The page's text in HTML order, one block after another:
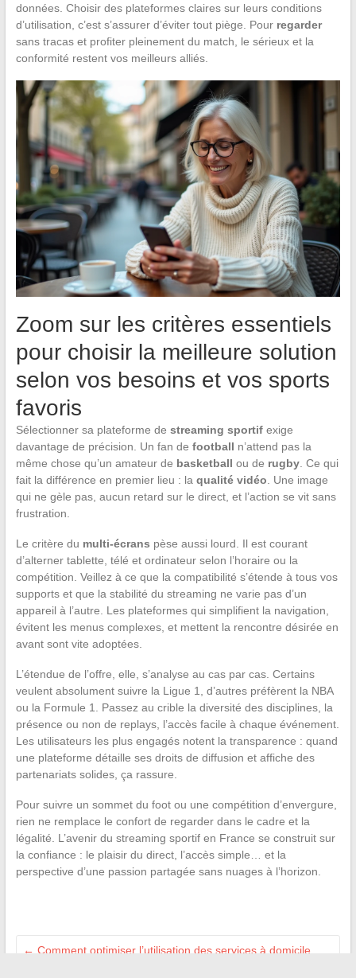
données. Choisir des plateformes claires sur leurs conditions
d’utilisation, c’est s’assurer d’éviter tout piège. Pour regarder
sans tracas et profiter pleinement du match, le sérieux et la
conformité restent vos meilleurs alliés.
Zoom sur les critères essentiels
pour choisir la meilleure solution
selon vos besoins et vos sports
favoris
Sélectionner sa plateforme de streaming sportifexige
davantage de précision. Un fan de football n’attend pas la
même chose qu’un amateur de basketball ou de rugby. Ce qui
fait la différence en premier lieu : la qualité vidéo . Une image
qui ne gèle pas, aucun retard sur le direct, et l’action se vit sans
frustration.
Le critère du multi-écrans pèse aussi lourd. Il est courant
d’alterner tablette, télé et ordinateur selon l’horaire ou la
compétition. Veillez à ce que la compatibilité s’étende à tous vos
supports et que la stabilité du streaming ne varie pas d’un
appareil à l’autre. Les plateformes qui simplifient la navigation,
évitent les menus complexes, et mettent la rencontre désirée en
avant sont vite adoptées.
L’étendue de l’offre, elle, s’analyse au cas par cas. Certains
veulent absolument suivre la Ligue 1, d’autres préfèrent la NBA
ou la Formule 1. Passez au crible la diversité des disciplines, la
présence ou non de replays, l’accès facile à chaque événement.
Les utilisateurs les plus engagés notent la transparence : quand
une plateforme détaille ses droits de diffusion et affiche des
partenariats solides, ça rassure.
Pour suivre un sommet du foot ou une compétition d’envergure,
rien ne remplace le confort de regarder dans le cadre et la
légalité. L’avenir du streaming sportif en France se construit sur
la confiance : le plaisir du direct, l’accès simple… et la
perspective d’une passion partagée sans nuages à l’horizon.
← Comment optimiser l’utilisation des services à domicile